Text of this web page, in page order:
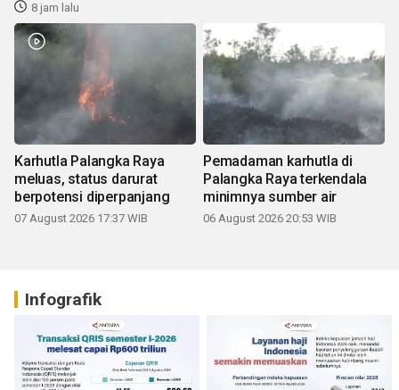
8 jam lalu
Karhutla Palangka Raya
meluas, status darurat
berpotensi diperpanjang
07 August 2026 17:37 WIB
Pemadaman karhutla di
Palangka Raya terkendala
minimnya sumber air
06 August 2026 20:53 WIB
Infografik